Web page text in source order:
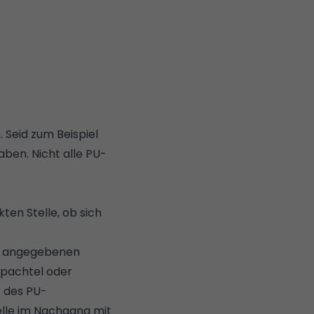
zum Beispiel
Nicht alle PU-
Stelle, ob sich
oder
PU-